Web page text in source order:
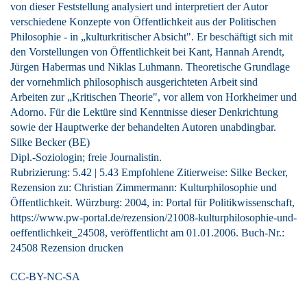
von dieser Feststellung analysiert und interpretiert der Autor
verschiedene Konzepte von Öffentlichkeit aus der Politischen
Philosophie - in „kulturkritischer Absicht". Er beschäftigt sich mit
den Vorstellungen von Öffentlichkeit bei Kant, Hannah Arendt,
Jürgen Habermas und Niklas Luhmann. Theoretische Grundlage
der vornehmlich philosophisch ausgerichteten Arbeit sind
Arbeiten zur „Kritischen Theorie", vor allem von Horkheimer und
Adorno. Für die Lektüre sind Kenntnisse dieser Denkrichtung
sowie der Hauptwerke der behandelten Autoren unabdingbar.
Silke Becker (BE)
Dipl.-Soziologin; freie Journalistin.
Rubrizierung: 5.42 | 5.43 Empfohlene Zitierweise: Silke Becker,
Rezension zu: Christian Zimmermann: Kulturphilosophie und
Öffentlichkeit. Würzburg: 2004, in: Portal für Politikwissenschaft,
https://www.pw-portal.de/rezension/21008-kulturphilosophie-und-
oeffentlichkeit_24508, veröffentlicht am 01.01.2006. Buch-Nr.:
24508 Rezension drucken
CC-BY-NC-SA